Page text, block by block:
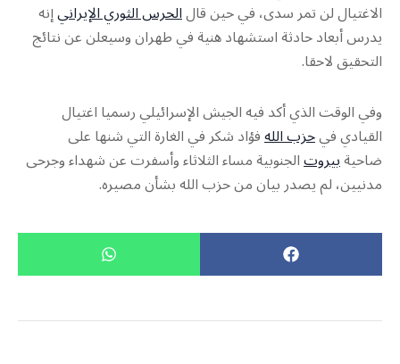
الاغتيال لن تمر سدى، في حين قالالحرس الثوري الإيرانيإنه
يدرس أبعاد حادثة استشهاد هنية في طهران وسيعلن عن نتائج
التحقيق لاحقا.
وفي الوقت الذي أكد فيه الجيش الإسرائيلي رسميا اغتيال
القيادي فيحزب اللهفؤاد شكر في الغارة التي شنها على
ضاحيةبيروتالجنوبية مساء الثلاثاء وأسفرت عن شهداء وجرحى
مدنيين، لم يصدر بيان من حزب الله بشأن مصيره.